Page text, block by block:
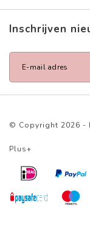
Inschrijven
© Copyright 2026 -
Plus+